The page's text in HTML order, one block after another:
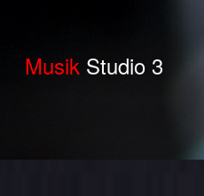
Musik Studio 3